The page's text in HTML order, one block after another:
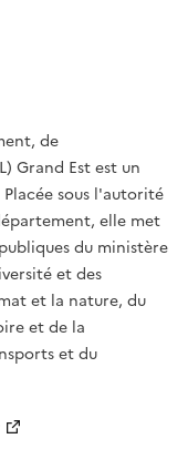
de
Grand Est est un
sous l'autorité
elle met
du ministère
et des
et la nature, du
et de la
et du